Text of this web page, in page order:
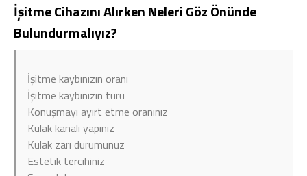
İşitme Cihazını Alırken Neleri Göz Önünde
Bulundurmalıyız?
İşitme kaybınızın oranı
İşitme kaybınızın türü
Konuşmayı ayırt etme oranınız
Kulak kanalı yapınız
Kulak zarı durumunuz
Estetik tercihiniz